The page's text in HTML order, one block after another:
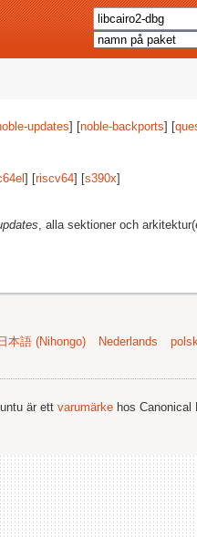
updates] [noble-backports] [
] [riscv64] [s390x]
, alla sektioner och
日本語 (Nihongo) Nederlands
är ett varumärke hos Canonical